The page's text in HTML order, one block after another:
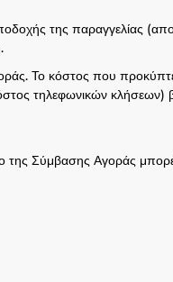
της παραγγελίας
Το κόστος που
τηλεφωνικών κλήσεων)
της Σύμβασης Αγοράς